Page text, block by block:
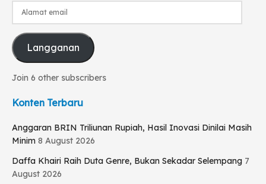
Alamat
Langganan
Join 6 other subscribers
Konten Terbaru
Anggaran BRIN Triliunan Rupiah, Hasil Inovasi Dinilai Masih
Minim 8 August 2026
Daffa Khairi Raih Duta Genre, Bukan Sekadar Selempang 7
August 2026